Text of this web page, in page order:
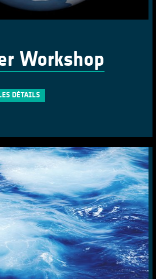
Workshop
DÉTAILS